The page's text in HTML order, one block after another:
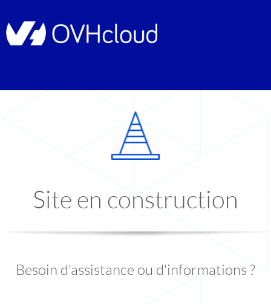
Site en construction
Besoin d'assistance ou d'informations ?